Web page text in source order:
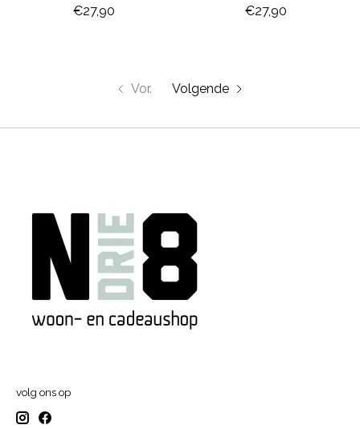
€27,90 €27,90
Vor. Volgende
volg ons op